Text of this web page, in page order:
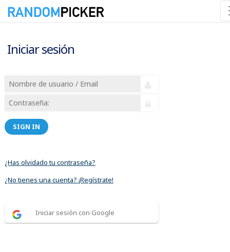
Iniciar sesión
SIGN IN
¿Has olvidado tu contraseña?
¿No tienes una cuenta? ¡Regístrate!
Iniciar sesión con Google